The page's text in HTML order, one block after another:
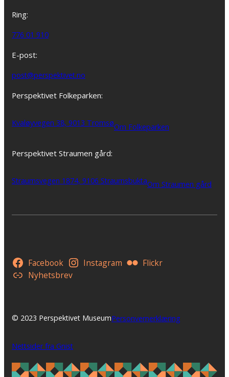
Ring:
776 01 910
E-post:
post@perspektivet.no
Perspektivet Folkeparken:
Kvaløyvegen 38, 9013 TromsøOm Folkeparken
Perspektivet Straumen gård:
Straumsvegen 1874, 9106 StraumsbuktaOm Straumen gård
Facebook Instagram
Flickr
Nyhetsbrev
© 2023 Perspektivet MuseumPersonvernerklæring
Nettsider fra Gnist